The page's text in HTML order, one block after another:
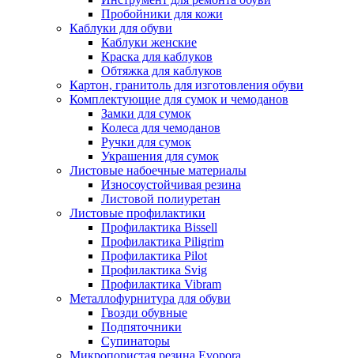
Пробойники для кожи
Каблуки для обуви
Каблуки женские
Краска для каблуков
Обтяжка для каблуков
Картон, гранитоль для изготовления обуви
Комплектующие для сумок и чемоданов
Замки для сумок
Колеса для чемоданов
Ручки для сумок
Украшения для сумок
Листовые набоечные материалы
Износоустойчивая резина
Листовой полиуретан
Листовые профилактики
Профилактика Bissell
Профилактика Piligrim
Профилактика Pilot
Профилактика Svig
Профилактика Vibram
Металлофурнитура для обуви
Гвозди обувные
Подпяточники
Супинаторы
Микропористая резина Evopora